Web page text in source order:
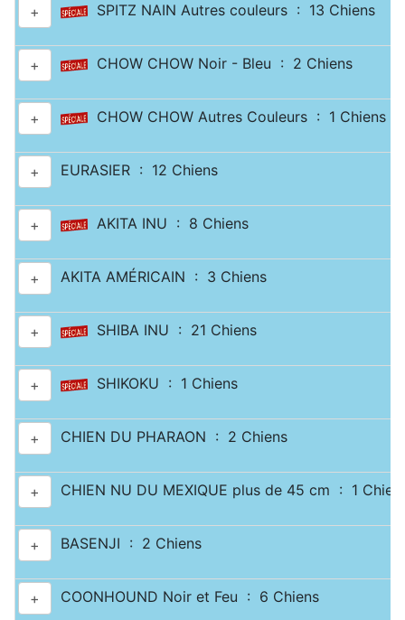
+ SPITZ NAIN Autres couleurs : 13 Chiens
+ CHOW CHOW Noir - Bleu : 2 Chiens
+ CHOW CHOW Autres Couleurs : 1 Chiens
+ EURASIER : 12 Chiens
+ AKITA INU : 8 Chiens
+ AKITA AMÉRICAIN : 3 Chiens
+ SHIBA INU : 21 Chiens
+ SHIKOKU : 1 Chiens
+ CHIEN DU PHARAON : 2 Chiens
+ CHIEN NU DU MEXIQUE plus de 45 cm : 1
+ BASENJI : 2 Chiens
+ COONHOUND Noir et Feu : 6 Chiens